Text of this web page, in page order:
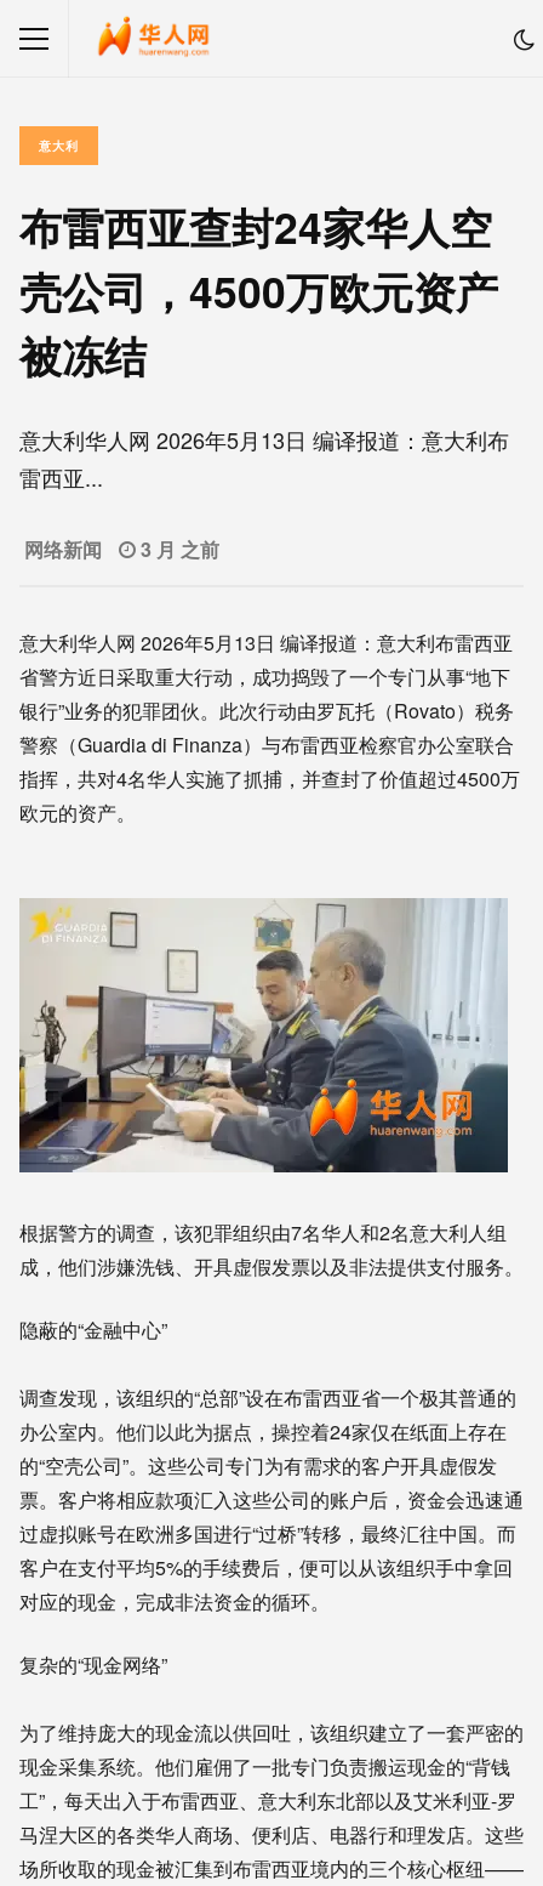
意大利
布雷西亚查封24家华人空
壳公司，4500万欧元资产
被冻结
意大利华人网 2026年5月13日 编译报道：意大利布
雷西亚...
网络新闻 3 月 之前
意大利华人网 2026年5月13日 编译报道：意大利布雷西亚
省警方近日采取重大行动，成功捣毁了一个专门从事“地下
银行”业务的犯罪团伙。此次行动由罗瓦托（Rovato）税务
警察（Guardia di Finanza）与布雷西亚检察官办公室联合
指挥，共对4名华人实施了抓捕，并查封了价值超过4500万
欧元的资产。
根据警方的调查，该犯罪组织由7名华人和2名意大利人组
成，他们涉嫌洗钱、开具虚假发票以及非法提供支付服务。
隐蔽的“金融中心”
调查发现，该组织的“总部”设在布雷西亚省一个极其普通的
办公室内。他们以此为据点，操控着24家仅在纸面上存在
的“空壳公司”。这些公司专门为有需求的客户开具虚假发
票。客户将相应款项汇入这些公司的账户后，资金会迅速通
过虚拟账号在欧洲多国进行“过桥”转移，最终汇往中国。而
客户在支付平均5%的手续费后，便可以从该组织手中拿回
对应的现金，完成非法资金的循环。
复杂的“现金网络”
为了维持庞大的现金流以供回吐，该组织建立了一套严密的
现金采集系统。他们雇佣了一批专门负责搬运现金的“背钱
工”，每天出入于布雷西亚、意大利东北部以及艾米利亚-罗
马涅大区的各类华人商场、便利店、电器行和理发店。这些
场所收取的现金被汇集到布雷西亚境内的三个核心枢纽——